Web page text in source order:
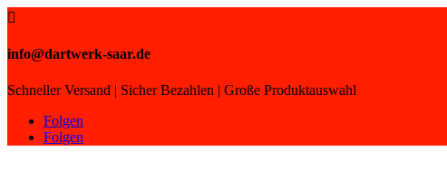

info@dartwerk-saar.de
Schneller Versand | Sicher Bezahlen | Große Produktauswahl
Folgen
Folgen